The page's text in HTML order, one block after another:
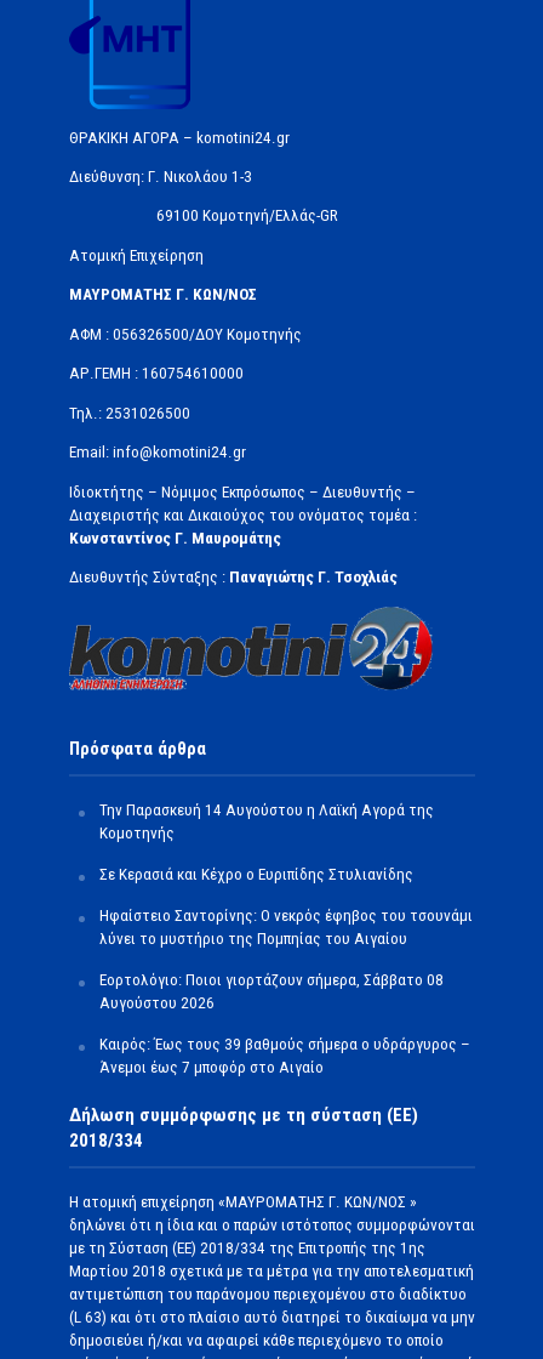
ΘΡΑΚΙΚΗ ΑΓΟΡΑ – komotini24.gr
Διεύθυνση: Γ. Νικολάου 1-3
69100 Κομοτηνή/Ελλάς-GR
Ατομική Επιχείρηση
ΜΑΥΡΟΜΑΤΗΣ Γ. ΚΩΝ/ΝΟΣ
ΑΦΜ : 056326500/ΔOΥ Κομοτηνής
ΑΡ.ΓΕΜΗ : 160754610000
Τηλ.: 2531026500
Email: info@komotini24.gr
Ιδιοκτήτης – Νόμιμος Εκπρόσωπος – Διευθυντής –
Διαχειριστής και Δικαιούχος του ονόματος τομέα :
Κωνσταντίνος Γ. Μαυρομάτης
Διευθυντής Σύνταξης : Παναγιώτης Γ. Τσοχλιάς
Πρόσφατα άρθρα
Την Παρασκευή 14 Αυγούστου η Λαϊκή Αγορά της
Κομοτηνής
Σε Κερασιά και Κέχρο ο Ευριπίδης Στυλιανίδης
Ηφαίστειο Σαντορίνης: Ο νεκρός έφηβος του τσουνάμι
λύνει το μυστήριο της Πομπηίας του Αιγαίου
Εορτολόγιο: Ποιοι γιορτάζουν σήμερα, Σάββατο 08
Αυγούστου 2026
Καιρός: Έως τους 39 βαθμούς σήμερα ο υδράργυρος –
Άνεμοι έως 7 μποφόρ στο Αιγαίο
Δήλωση συμμόρφωσης με τη σύσταση (ΕΕ)
2018/334
Η ατομική επιχείρηση «ΜΑΥΡΟΜΑΤΗΣ Γ. ΚΩΝ/ΝΟΣ »
δηλώνει ότι η ίδια και ο παρών ιστότοπος συμμορφώνονται
με τη Σύσταση (ΕΕ) 2018/334 της Επιτροπής της 1ης
Μαρτίου 2018 σχετικά με τα μέτρα για την αποτελεσματική
αντιμετώπιση του παράνομου περιεχομένου στο διαδίκτυο
(L 63) και ότι στο πλαίσιο αυτό διατηρεί το δικαίωμα να μην
δημοσιεύει ή/και να αφαιρεί κάθε περιεχόμενο το οποίο